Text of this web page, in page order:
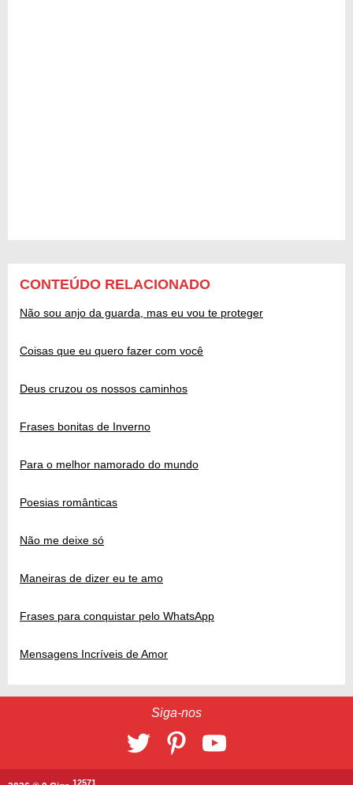
CONTEÚDO RELACIONADO
Não sou anjo da guarda, mas eu vou te proteger
Coisas que eu quero fazer com você
Deus cruzou os nossos caminhos
Frases bonitas de Inverno
Para o melhor namorado do mundo
Poesias românticas
Não me deixe só
Maneiras de dizer eu te amo
Frases para conquistar pelo WhatsApp
Mensagens Incríveis de Amor
Siga-nos
12571